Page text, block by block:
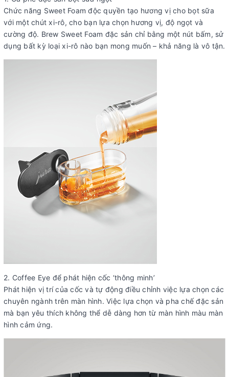
Chức năng Sweet Foam độc quyền tạo hương vị cho bọt sữa
với một chút xi-rô, cho bạn lựa chọn hương vị, độ ngọt và
cường độ. Brew Sweet Foam đặc sản chỉ bằng một nút bấm, sử
dụng bất kỳ loại xi-rô nào bạn mong muốn – khả năng là vô tận.
2. Coffee Eye để phát hiện cốc ‘thông minh’
Phát hiện vị trí của cốc và tự động điều chỉnh việc lựa chọn các
chuyên ngành trên màn hình. Việc lựa chọn và pha chế đặc sản
mà bạn yêu thích không thể dễ dàng hơn từ màn hình màu màn
hình cảm ứng.